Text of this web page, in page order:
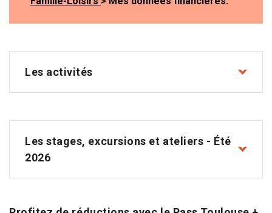
Les activités
Les stages, excursions et ateliers - Été
2026